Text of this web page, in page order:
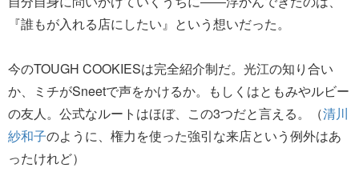
『誰もが入れる店にしたい』という想いだった。
今のTOUGH COOKIESは完全紹介制だ。光江の知り合い
か、ミチがSneetで声をかけるか。もしくはともみやルビー
の友人。公式なルートはほぼ、この3つだと言える。（清川
紗和子のように、権力を使った強引な来店という例外はあ
ったけれど）